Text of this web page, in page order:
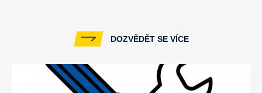
DOZVĚDĚT SE VÍCE